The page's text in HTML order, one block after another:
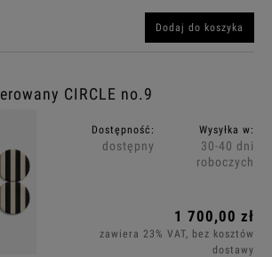
Dodaj do koszyka
CIRCLE no.9
Dostępność:
dostępny
Wysyłka w:
30-40 dni
roboczych
1 700,00 zł
zawiera 23% VAT, bez kosztów
dostawy